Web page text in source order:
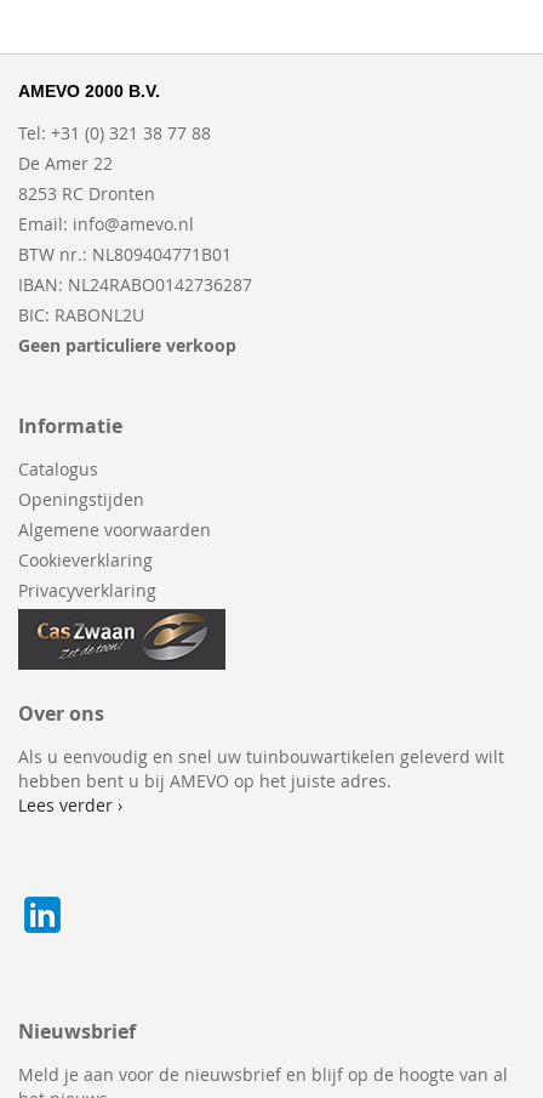
Nieuwsbrief
Meld je aan voor de nieuwsbrief en blijf op de hoogte van al
AMEVO 2000 B.V.
Tel: +31 (0) 321 38 77 88
De Amer 22
8253 RC Dronten
Email: info@amevo.nl
BTW nr.: NL809404771B01
IBAN: NL24RABO0142736287
BIC: RABONL2U
Geen particuliere verkoop
Informatie
Catalogus
Openingstijden
Algemene voorwaarden
Cookieverklaring
Privacyverklaring
Over ons
Als u eenvoudig en snel uw tuinbouwartikelen geleverd wilt
hebben bent u bij AMEVO op het juiste adres.
Lees verder ›